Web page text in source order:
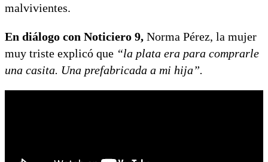
malvivientes.
En diálogo con Noticiero 9, Norma Pérez, la mujer
muy triste explicó que “la plata era para comprarle
una casita. Una prefabricada a mi hija”.